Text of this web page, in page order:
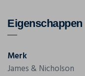
Eigenschappen
Merk
James & Nicholson